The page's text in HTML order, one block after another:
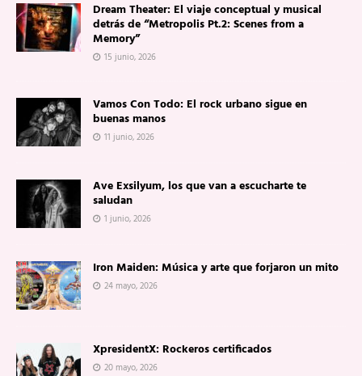
Dream Theater: El viaje conceptual y musical
detrás de “Metropolis Pt.2: Scenes from a
Memory”
15 junio, 2026
Vamos Con Todo: El rock urbano sigue en
buenas manos
11 junio, 2026
Ave Exsilyum, los que van a escucharte te
saludan
1 junio, 2026
Iron Maiden: Música y arte que forjaron un mito
24 mayo, 2026
XpresidentX: Rockeros certificados
20 mayo, 2026